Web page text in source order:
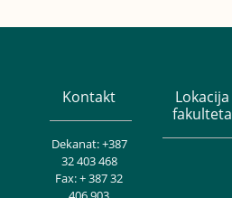
Kontakt
Dekanat: +387
32 403 468
Fax: + 387 32
Lokacija
fakulteta